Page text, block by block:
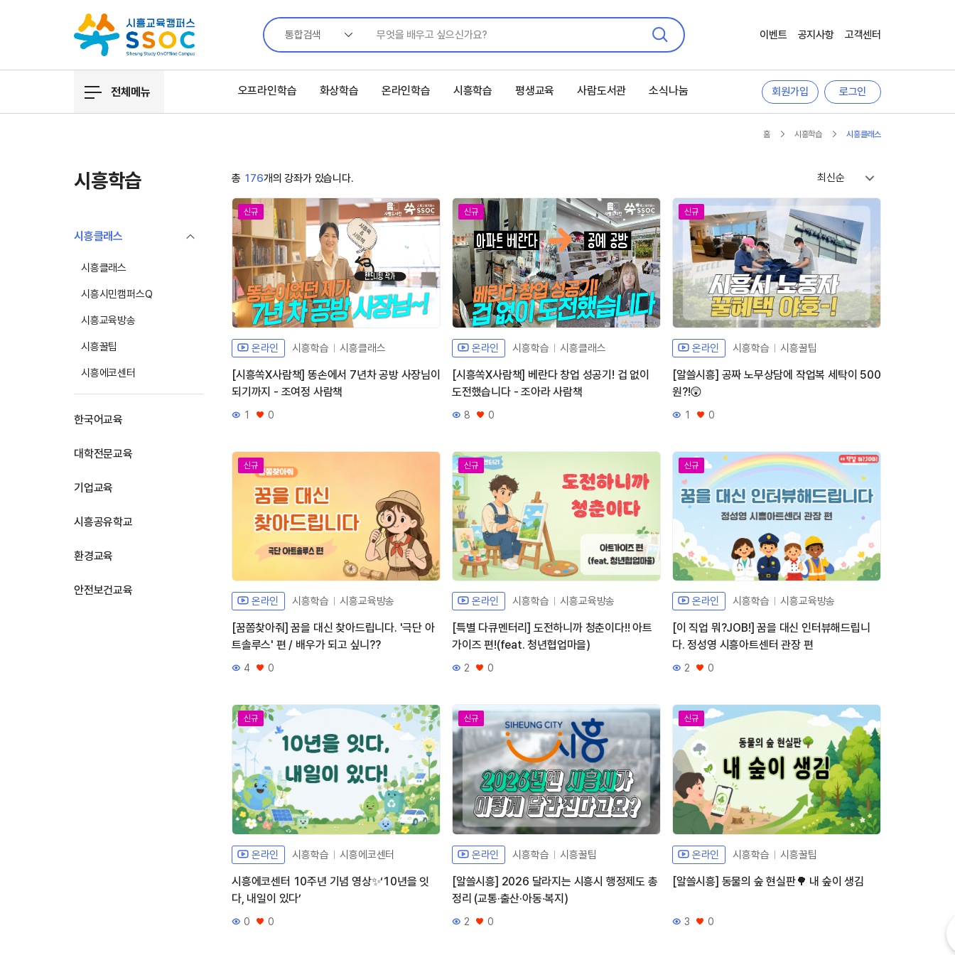
통합검색 검색 이벤트 공지사항 고객센터
전체메뉴 오프라인학습 화상학습 온라인학습 시흥학습 평생교육 사람도서관 소식나눔 회원가입 로그인
홈 시흥학습 시흥클래스
시흥학습
시흥클래스
시흥클래스
시흥시민캠퍼스Q
시흥교육방송
시흥꿀팁
시흥에코센터
한국어교육
대학전문교육
기업교육
시흥공유학교
환경교육
안전보건교육
총 176개의 강좌가 있습니다. 최신순
신규
온라인 시흥학습 시흥클래스
[시흥쏙X사람책] 똥손에서 7년차 공방 사장님이
되기까지 - 조여정 사람책
조회수
1
좋아요
0
신규
온라인 시흥학습 시흥클래스
[시흥쏙X사람책] 베란다 창업 성공기! 겁 없이
도전했습니다 - 조아라 사람책
조회수
8
좋아요
0
신규
온라인 시흥학습 시흥꿀팁
[알쓸시흥] 공짜 노무상담에 작업복 세탁이 500
원?!😲
조회수
1
좋아요
0
신규
온라인 시흥학습 시흥교육방송
[꿈쫌찾아줘] 꿈을 대신 찾아드립니다. '극단 아
트솔루스' 편 / 배우가 되고 싶니??
조회수
4
좋아요
0
신규
온라인 시흥학습 시흥교육방송
[특별 다큐멘터리] 도전하니까 청춘이다!! 아트
가이즈 편!(feat. 청년협업마을)
조회수
2
좋아요
0
신규
온라인 시흥학습 시흥교육방송
[이 직업 뭐?JOB!] 꿈을 대신 인터뷰해드립니
다. 정성영 시흥아트센터 관장 편
조회수
2
좋아요
0
신규
온라인 시흥학습 시흥에코센터
시흥에코센터 10주년 기념 영상✨‘10년을 잇
다, 내일이 있다’
조회수
0
좋아요
0
신규
온라인 시흥학습 시흥꿀팁
[알쓸시흥] 2026 달라지는 시흥시 행정제도 총
정리 (교통·출산·아동·복지)
조회수
2
좋아요
0
신규
온라인 시흥학습 시흥꿀팁
[알쓸시흥] 동물의 숲 현실판🌳 내 숲이 생김
조회수
3
좋아요
0